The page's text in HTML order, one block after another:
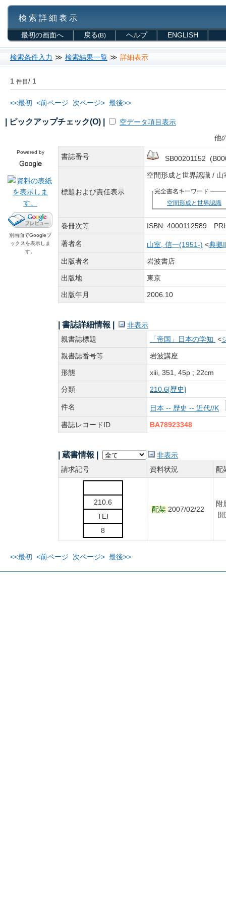
検 索 詳 細 表 示
最初の画面へ 戻る(B) ヘルプ ENGLISH
検索条件入力 ≫ 検索結果一覧 ≫ 詳細表示
1 件目/ 1
<<最初 <前ページ 次ページ> 最後>>
| ピックアップチェック(O) |
空データ項目表示
他
Powered by
別画面でGoogleブ
ックスを表示しま
す。
書誌番号 SB00201152
標題および責任表示
空間形成と世界認識 /
完全書名キーワード
空間形成と世界認識
巻冊次等 ISBN: 4000112589
著者名 山室, 信一(1951-) <典拠
出版者名 岩波書店
出版地 東京
出版年月 2006.10
| 書誌詳細情報 |
非表示
親書誌標題
「帝国」日本の学知 <
親書誌番号等 岩波講座
形態 xiii, 351, 45p ; 22cm
分類 210.6[歴史]
件名 日本 -- 歴史 -- 近代//K
書誌レコードID BA78923348
| 蔵書情報 |
非表示
請求記号
資料状況 配
210.6
TEI
8
配架 2007/02/22
附
<<最初 <前ページ 次ページ> 最後>>